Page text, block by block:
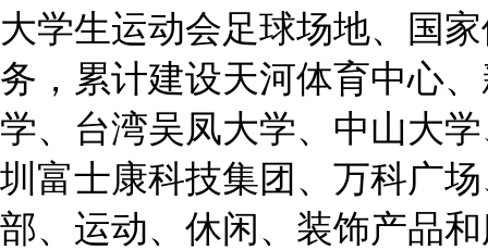
大学生运动会足球场地、国
务，累计建设天河体育中心
学、台湾吴凤大学、中山大
圳富士康科技集团、万科广
部、运动、休闲、装饰产品